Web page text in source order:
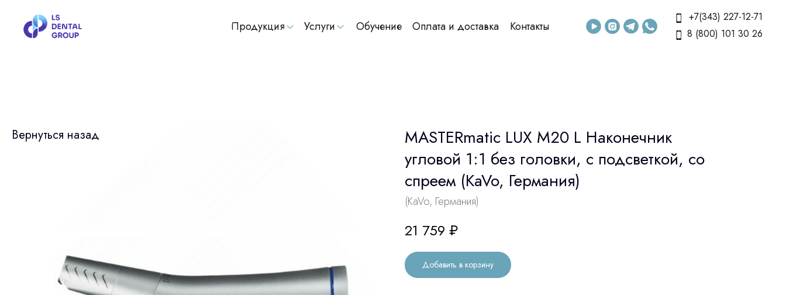
Обучение
Продукция Услуги Оплата и доставка Контакты
+7(343) 227-12-71
8 (800) 101 30 26
Вернуться назад
MASTERmatic LUX M20 L Наконечник
угловой 1:1 без головки, с подсветкой, со
спреем (KaVo, Германия)
(KaVo, Германия)
21 759 ₽
Добавить в корзину